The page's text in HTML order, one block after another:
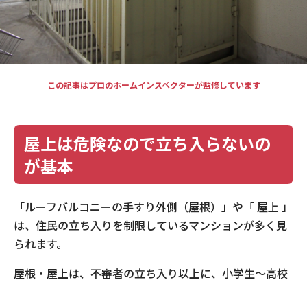
この記事はプロのホームインスペクターが監修しています
屋上は危険なので立ち入らないの
が基本
「ルーフバルコニーの手すり外側（屋根）」や「 屋上 」
は、住民の立ち入りを制限しているマンションが多く見
られます。
屋根・屋上は、不審者の立ち入り以上に、小学生～高校